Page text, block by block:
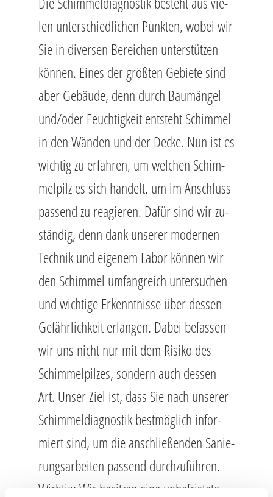
len un­ter­schied­li­chen Punk­ten, wobei wir
Sie in di­ver­sen Be­rei­chen un­ter­stüt­zen
kön­nen. Eines der größ­ten Ge­bie­te sind
aber Ge­bäu­de, denn durch Bau­män­gel
und/oder Feuch­tig­keit ent­steht Schim­mel
in den Wän­den und der Decke. Nun ist es
wich­tig zu er­fah­ren, um wel­chen Schim­
mel­pilz es sich han­delt, um im An­schluss
pas­send zu re­agie­ren. Dafür sind wir zu­
stän­dig, denn dank un­se­rer mo­der­nen
Tech­nik und ei­ge­nem Labor kön­nen wir
den Schim­mel um­fang­reich un­ter­su­chen
und wich­ti­ge Er­kennt­nis­se über des­sen
Ge­fähr­lich­keit er­lan­gen. Dabei be­fas­sen
wir uns nicht nur mit dem Ri­si­ko des
Schim­mel­pil­zes, son­dern auch des­sen
Art. Unser Ziel ist, dass Sie nach un­se­rer
Schim­mel­dia­gnos­tik best­mög­lich in­for­
miert sind, um die an­schlie­ßen­den Sa­nie­
rungs­ar­bei­ten pas­send durch­zu­füh­ren.
Wich­tig: Wir be­sit­zen eine un­be­fris­te­te